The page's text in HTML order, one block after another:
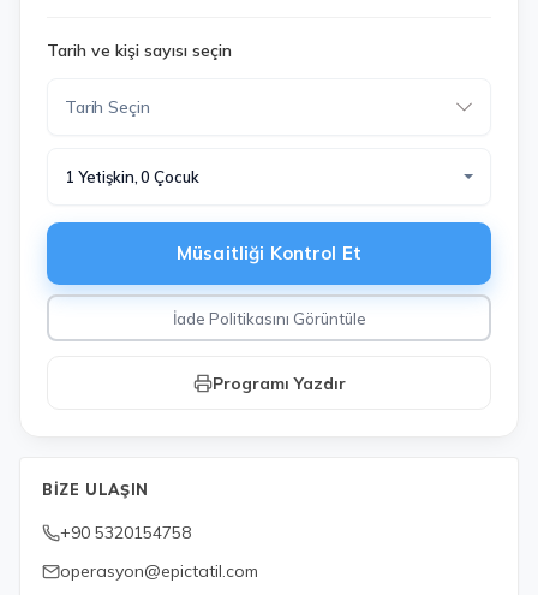
Tarih ve kişi sayısı seçin
1 Yetişkin, 0 Çocuk
Müsaitliği Kontrol Et
İade Politikasını Görüntüle
Programı Yazdır
BIZE ULAŞIN
+90 5320154758
operasyon@epictatil.com